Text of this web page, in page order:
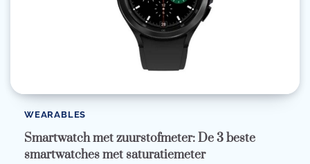
WEARABLES
Smartwatch met zuurstofmeter: De 3 beste
smartwatches met saturatiemeter